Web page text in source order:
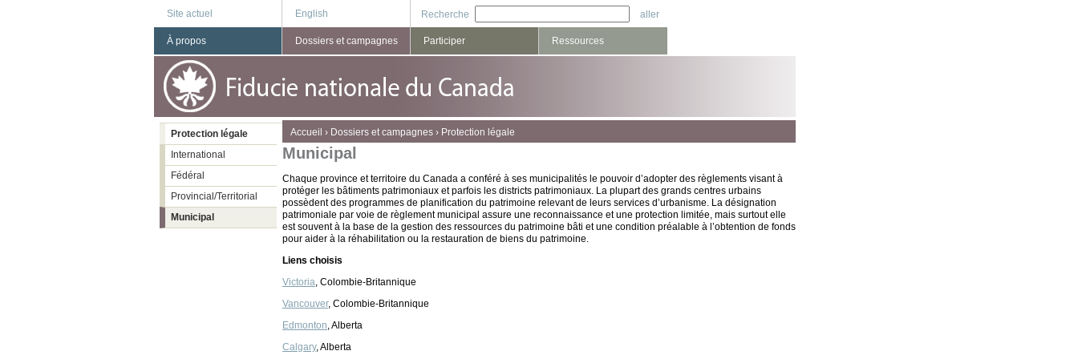
Site actuel English Recherche
You are here
Accueil › Dossiers et campagnes › Protection légale
Municipal
Chaque province et territoire du Canada a conféré à ses municipalités le pouvoir d’adopter des règlements visant à
protéger les bâtiments patrimoniaux et parfois les districts patrimoniaux. La plupart des grands centres urbains
possèdent des programmes de planification du patrimoine relevant de leurs services d’urbanisme. La désignation
patrimoniale par voie de règlement municipal assure une reconnaissance et une protection limitée, mais surtout elle
est souvent à la base de la gestion des ressources du patrimoine bâti et une condition préalable à l’obtention de fonds
pour aider à la réhabilitation ou la restauration de biens du patrimoine.
Liens choisis
Victoria, Colombie-Britannique
Vancouver, Colombie-Britannique
Edmonton, Alberta
Calgary, Alberta
À propos Dossiers et campagnes Participer Ressources
Protection légale
International
Fédéral
Provincial/Territorial
Municipal